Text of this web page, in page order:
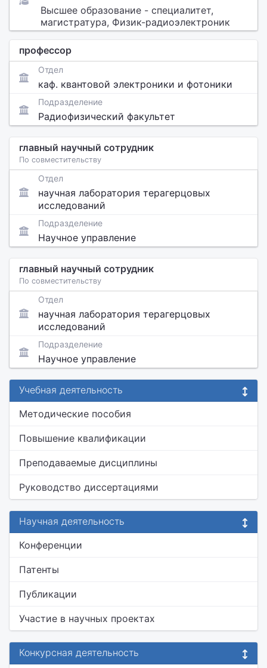
Высшее образование - специалитет,
магистратура, Физик-радиоэлектроник
профессор
Отдел
каф. квантовой электроники и фотоники
Подразделение
Радиофизический факультет
главный научный сотрудник
По совместительству
Отдел
научная лаборатория терагерцовых
исследований
Подразделение
Научное управление
главный научный сотрудник
По совместительству
Отдел
научная лаборатория терагерцовых
исследований
Подразделение
Научное управление
Учебная деятельность
Методические пособия
Повышение квалификации
Преподаваемые дисциплины
Руководство диссертациями
Научная деятельность
Конференции
Патенты
Публикации
Участие в научных проектах
Конкурсная деятельность